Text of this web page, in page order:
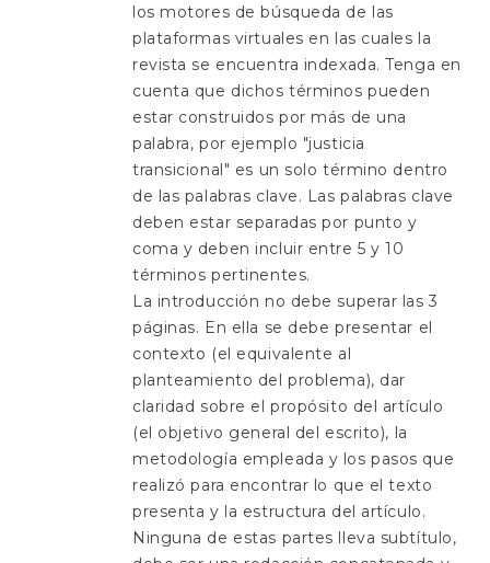
los motores de búsqueda de las
plataformas virtuales en las cuales la
revista se encuentra indexada. Tenga en
cuenta que dichos términos pueden
estar construidos por más de una
palabra, por ejemplo "justicia
transicional" es un solo término dentro
de las palabras clave. Las palabras clave
deben estar separadas por punto y
coma y deben incluir entre 5 y 10
términos pertinentes.
La introducción no debe superar las 3
páginas. En ella se debe presentar el
contexto (el equivalente al
planteamiento del problema), dar
claridad sobre el propósito del artículo
(el objetivo general del escrito), la
metodología empleada y los pasos que
realizó para encontrar lo que el texto
presenta y la estructura del artículo.
Ninguna de estas partes lleva subtítulo,